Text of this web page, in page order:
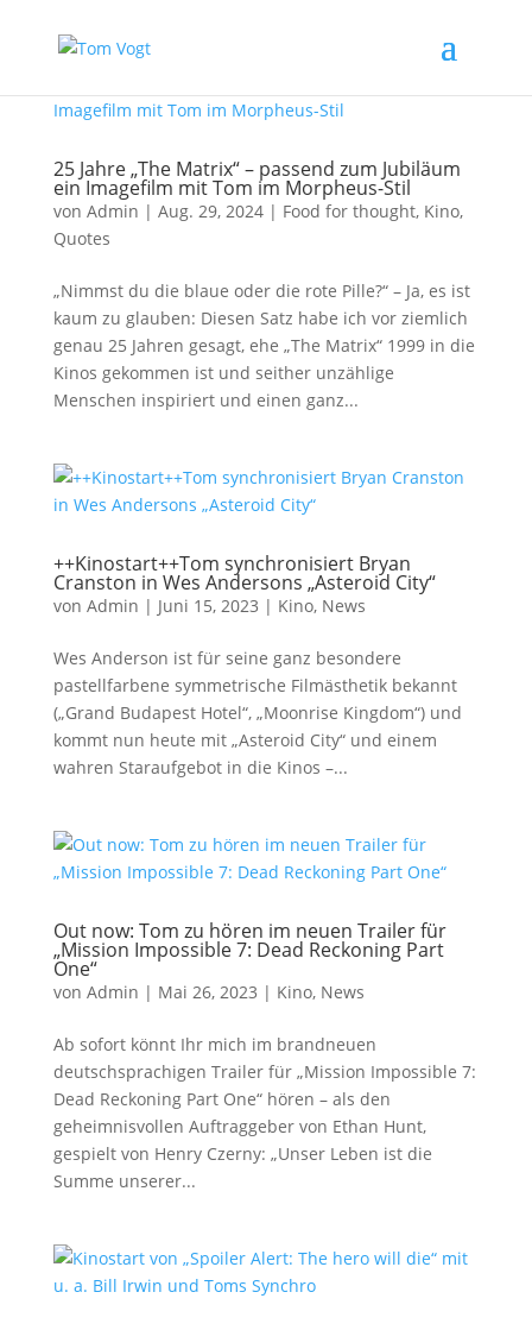
25 Jahre „The Matrix“ – passend zum Jubiläum
ein Imagefilm mit Tom im Morpheus-Stil
von Admin | Aug. 29, 2024| Food for thought, Kino,
Quotes
„Nimmst du die blaue oder die rote Pille?“ – Ja, es ist
kaum zu glauben: Diesen Satz habe ich vor ziemlich
genau 25 Jahren gesagt, ehe „The Matrix“ 1999 in die
Kinos gekommen ist und seither unzählige
Menschen inspiriert und einen ganz...
++Kinostart++Tom synchronisiert Bryan
Cranston in Wes Andersons „Asteroid City“
von Admin | Juni 15, 2023 | Kino, News
Wes Anderson ist für seine ganz besondere
pastellfarbene symmetrische Filmästhetik bekannt
(„Grand Budapest Hotel“, „Moonrise Kingdom“) und
kommt nun heute mit „Asteroid City“ und einem
wahren Staraufgebot in die Kinos –...
Out now: Tom zu hören im neuen Trailer für
„Mission Impossible 7: Dead Reckoning Part
One“
von Admin | Mai 26, 2023 | Kino, News
Ab sofort könnt Ihr mich im brandneuen
deutschsprachigen Trailer für „Mission Impossible 7:
Dead Reckoning Part One“ hören – als den
geheimnisvollen Auftraggeber von Ethan Hunt,
gespielt von Henry Czerny: „Unser Leben ist die
Summe unserer...